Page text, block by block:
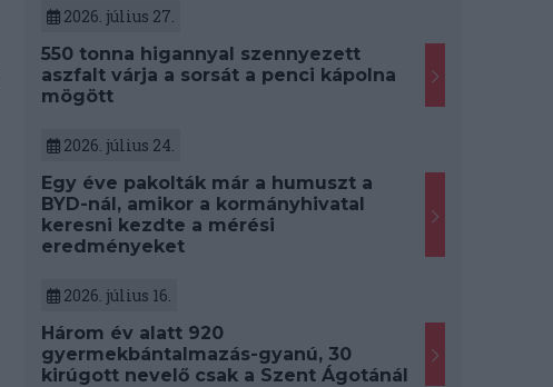
2026. július 27.
550 tonna higannyal szennyezett
aszfalt várja a sorsát a penci kápolna
mögött
2026. július 24.
Egy éve pakolták már a humuszt a
BYD-nál, amikor a kormányhivatal
keresni kezdte a mérési
eredményeket
2026. július 16.
Három év alatt 920
gyermekbántalmazás-gyanú, 30
kirúgott nevelő csak a Szent Ágotánál